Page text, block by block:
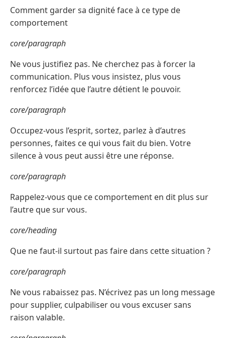
Comment garder sa dignité face à ce type de
comportement
core/paragraph
Ne vous justifiez pas. Ne cherchez pas à forcer la
communication. Plus vous insistez, plus vous
renforcez l’idée que l’autre détient le pouvoir.
core/paragraph
Occupez-vous l’esprit, sortez, parlez à d’autres
personnes, faites ce qui vous fait du bien. Votre
silence à vous peut aussi être une réponse.
core/paragraph
Rappelez-vous que ce comportement en dit plus sur
l’autre que sur vous.
core/heading
Que ne faut-il surtout pas faire dans cette situation ?
core/paragraph
Ne vous rabaissez pas. N’écrivez pas un long message
pour supplier, culpabiliser ou vous excuser sans
raison valable.